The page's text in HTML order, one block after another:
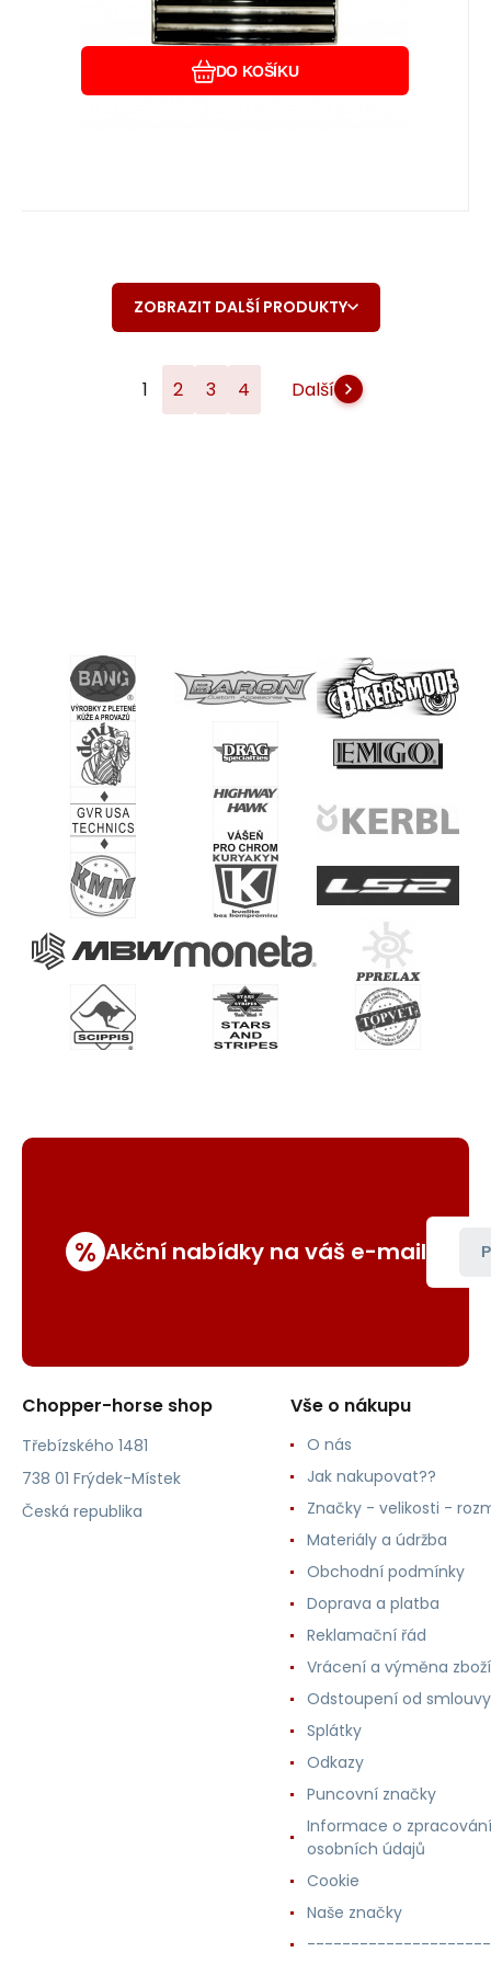
DO KOŠÍKU
ZOBRAZIT DALŠÍ PRODUKTY
1 2 3 4 Další
% Akční nabídky na váš e-mail
Chopper-horse shop
Třebízského 1481
738 01 Frýdek-Místek
Česká republika
Vše o nákupu
O nás
Jak nakupovat??
Značky - velikosti -
Materiály a údržba
Obchodní podmínky
Doprava a platba
Reklamační řád
Vrácení a výměna zboží
Odstoupení od smlouvy
Splátky
Odkazy
Puncovní značky
Informace o zpracování
osobních údajů
Cookie
Naše značky